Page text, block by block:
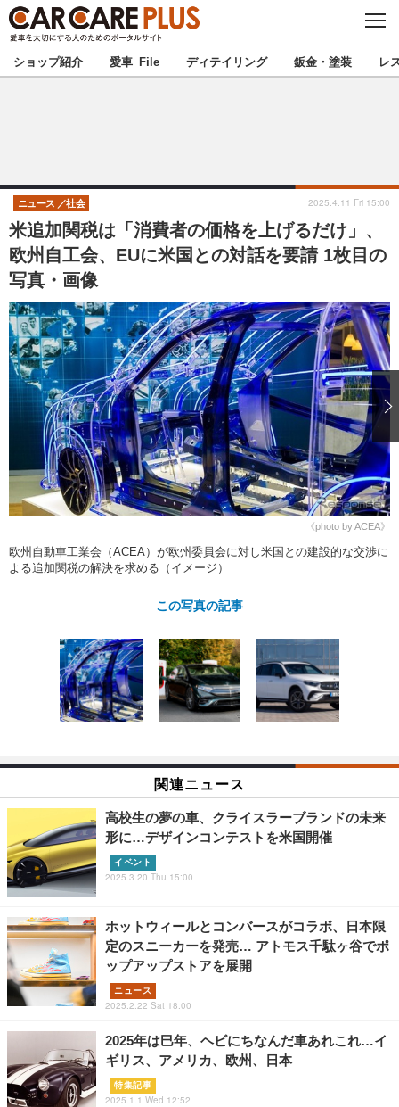
C
S
E
★カーケアプラス認定★ 厳選プロショップを地域から探す
甲信越 北陸
東海 関西
中国
九州 沖縄
注目の記事
ショップレポート 愛車 File
自動車豆知識 ストップ！不具合修理＆粗悪修理
鈑金・塗装
ディテイリング
ディテイリング 洗車
ヘッドライト磨き コーティング
フィルム・ラッピング
鈑金・塗装
小キズ直し 防錆
特集記事
ストップ 不具合修理＆粗悪修理
カーメーカー「旧車」関連プロジェ
コラム
ショップ紹介
ショップレポート プロショップ検索
レストア
ショップ紹介 愛車 File ディテイリング 鈑金・塗装 レ
米追加関税は「消費者の価格を上げるだけ」、
欧州自工会、EUに米国との対話を要請 1枚目の
写真・画像
ニュース 社会 2025.4.11 Fri 15:00
《photo by ACEA》
欧州自動車工業会（ACEA）が欧州委員会に対し米国との建設的な交渉に
よる追加関税の解決を求める（イメージ）
この写真の記事
関連ニュース
高校生の夢の車、クライスラーブランドの未来
形に…デザインコンテストを米国開催
イベント
2025.3.20 Thu 15:00
ホットウィールとコンバースがコラボ、日本限
定のスニーカーを発売… アトモス千駄ヶ谷でポ
ップアップストアを展開
ニュース
2025.2.22 Sat 18:00
2025年は巳年、ヘビにちなんだ車あれこれ…イ
ギリス、アメリカ、欧州、日本
特集記事
2025.1.1 Wed 12:52